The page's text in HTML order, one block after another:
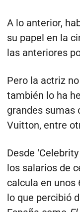
A lo anterior,
su papel en la
las anteriores
Pero la actriz
también lo ha
grandes sumas
Vuitton, entre
Desde
los salarios de
calcula en unos
lo que percibió